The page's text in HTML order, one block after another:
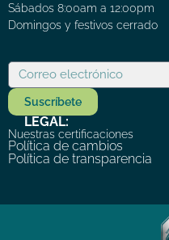
Sábados 8:00am a 12:00pm
Domingos y festivos cerrado
Suscríbete
LEGAL:
Nuestras certificaciones
Política de cambios
Política de transparencia